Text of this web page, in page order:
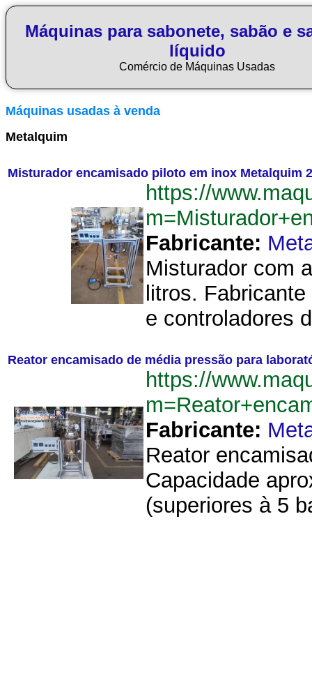
Máquinas para sabonete, sabão e
líquido
Comércio de Máquinas Usadas
Máquinas usadas à venda
Metalquim
Misturador encamisado piloto em inox Metalquim
https://
Fabricante:
Misturador com
litros.
e controladores
Reator encamisado de média pressão para
https://
Fabricante:
Reator
Capacidade
(superiores à 5